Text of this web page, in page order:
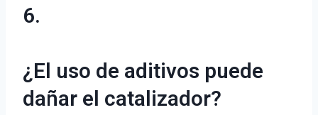
6.
¿El uso de aditivos puede
dañar el catalizador?